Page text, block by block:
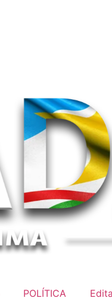
POLÍTICA